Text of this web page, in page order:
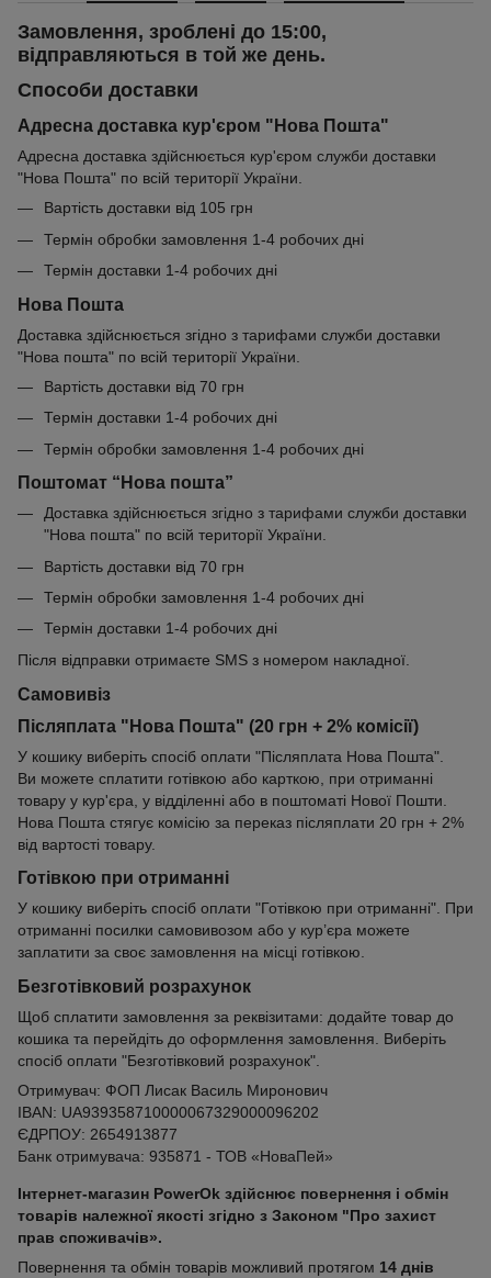
Замовлення, зроблені до 15:00,
відправляються в той же день.
Способи доставки
Адресна доставка кур'єром "Нова Пошта"
Адресна доставка здійснюється кур'єром служби доставки
"Нова Пошта" по всій території України.
Вартість доставки від 105 грн
Термін обробки замовлення 1-4 робочих дні
Термін доставки 1-4 робочих дні
Нова Пошта
Доставка здійснюється згідно з тарифами служби доставки
"Нова пошта" по всій території України.
Вартість доставки від 70 грн
Термін доставки 1-4 робочих дні
Термін обробки замовлення 1-4 робочих дні
Поштомат “Нова пошта”
Доставка здійснюється згідно з тарифами служби доставки
"Нова пошта" по всій території України.
Вартість доставки від 70 грн
Термін обробки замовлення 1-4 робочих дні
Термін доставки 1-4 робочих дні
Після відправки отримаєте SMS з номером накладної.
Самовивіз
Післяплата "Нова Пошта" (20 грн + 2% комісії)
У кошику виберіть спосіб оплати "Післяплата Нова Пошта".
Ви можете сплатити готівкою або карткою, при отриманні
товару у кур'єра, у відділенні або в поштоматі Нової Пошти.
Нова Пошта стягує комісію за переказ післяплати 20 грн + 2%
від вартості товару.
Готівкою при отриманні
У кошику виберіть спосіб оплати "Готівкою при отриманні". При
отриманні посилки самовивозом або у кур’єра можете
заплатити за своє замовлення на місці готівкою.
Безготівковий розрахунок
Щоб сплатити замовлення за реквізитами: додайте товар до
кошика та перейдіть до оформлення замовлення. Виберіть
спосіб оплати "Безготівковий розрахунок".
Отримувач: ФОП Лисак Василь Миронович
IBAN: UA939358710000067329000096202
ЄДРПОУ: 2654913877
Банк отримувача: 935871 - ТОВ «НоваПей»
Інтернет-магазин PowerOk здійснює повернення і обмін
товарів належної якості згідно з Законом "Про захист
прав споживачів».
Повернення та обмін товарів можливий протягом 14 днів